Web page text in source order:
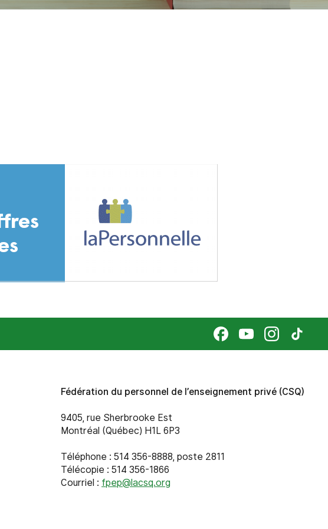
Fédération du personnel de l’enseignement privé (CSQ)
9405, rue Sherbrooke Est
Montréal (Québec) H1L 6P3
Téléphone : 514 356-8888, poste 2811
Télécopie : 514 356-1866
Courriel : fpep@lacsq.org